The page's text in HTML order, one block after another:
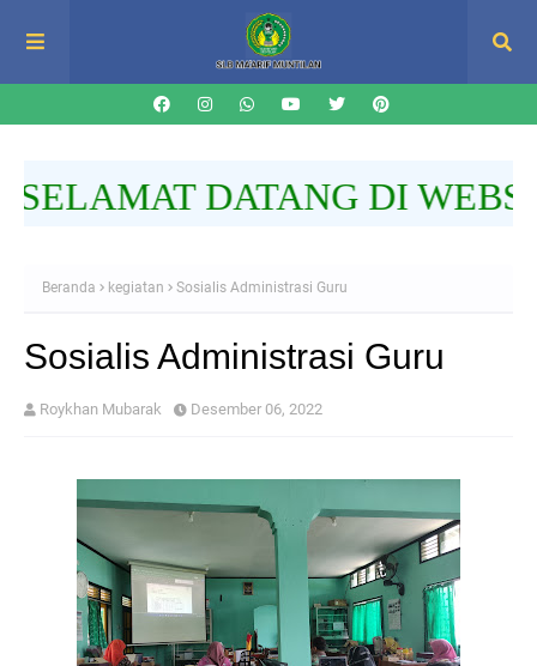
DATANG DI
Beranda kegiatan Sosialis Administrasi Guru
Sosialis Administrasi Guru
Roykhan Mubarak Desember 06, 2022